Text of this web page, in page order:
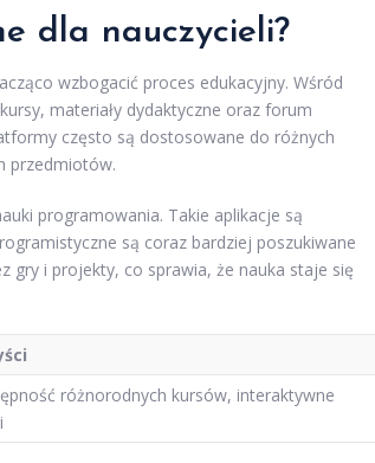
dla nauczycieli?
wzbogacić proces edukacyjny. Wśród
materiały dydaktyczne oraz forum
często są dostosowane do różnych
przedmiotów.
programowania. Takie aplikacje są
są coraz bardziej poszukiwane
gry i projekty, co sprawia, że nauka staje się
różnorodnych kursów, interaktywne